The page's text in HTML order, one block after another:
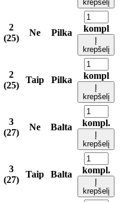
krepšelį
2
(25)
Ne Pilka kompl
krepšelį
2
(25)
Taip Pilka kompl
krepšelį
3
(27)
Ne Balta kompl.
krepšelį
3
(27)
Taip Balta kompl.
krepšelį